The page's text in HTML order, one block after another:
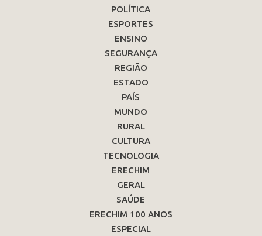
POLÍTICA
ESPORTES
ENSINO
SEGURANÇA
REGIÃO
ESTADO
PAÍS
MUNDO
RURAL
CULTURA
TECNOLOGIA
ERECHIM
GERAL
SAÚDE
ERECHIM 100 ANOS
ESPECIAL